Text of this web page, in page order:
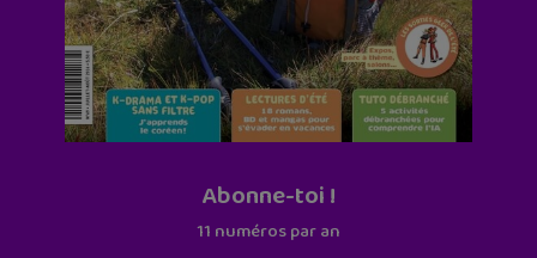
Abonne-toi !
11 numéros par an